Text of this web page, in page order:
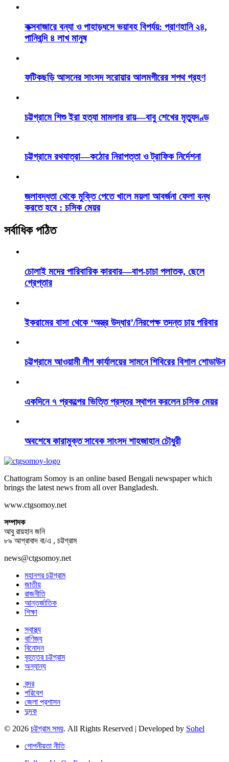
কক্সবাজারে বন্যা ও পাহাড়ধসে ভয়াবহ বিপর্যয়: প্রাণহানি ২৪,
পানিবন্দি ৪ লাখ মানুষ
ফটিকছড়ি আসনের সাংসদ সরোয়ার আলমগীরের শপথ গ্রহণ
চট্টগ্রামে শিশু ইরা হত্যা মামলার রায়—বাবু শেখের মৃত্যুদণ্ড
চট্টগ্রামে রথযাত্রা—কঠোর নিরাপত্তা ও ট্রাফিক নির্দেশনা
জলাবদ্ধতা থেকে মুক্তি পেতে খালে ময়লা আবর্জনা ফেলা বন্ধ
করতে হবে : চসিক মেয়র
সর্বাধিক পঠিত
চোলাই মদের পারিবারিক কারবার—বাপ-চাচা পলাতক, ছেলে
গ্রেপ্তার
ইকরামের বাসা থেকে ‘অস্ত্র উদ্ধার’/নিরপেক্ষ তদন্ত চায় পরিবার
চট্টগ্রামে আওয়ামী লীগ কার্যালয়ের সামনে শিবিরের বিশাল শোডাউন
একদিনে ৭ প্রকল্পের ভিত্তি প্রস্তর স্থাপন করলেন চসিক মেয়র
অবশেষে কারামুক্ত সাবেক সাংসদ শাহজাহান চৌধুরী
Chattogram Somoy is an online based Bengali newspaper which
brings the latest news from all over Bangladesh.
www.ctgsomoy.net
সম্পাদক
আবু রায়হান জনি
৮৯ আগ্রাবাদ বা/এ , চট্টগ্রাম
news@ctgsomoy.net
মহানগর চট্টগ্রাম
জাতীয়
রাজনীতি
আন্তর্জাতিক
শিক্ষা
স্বাস্থ্য
বাণিজ্য
বিনোদন
বৃহত্তর চট্টগ্রাম
অন্যান্য
বন্দর
পরিবেশ
জেলা প্রশাসন
দুদক
© 2026 চট্টগ্রাম সময়. All Rights Reserved | Developed by Sohel
গোপনীয়তা নীতি